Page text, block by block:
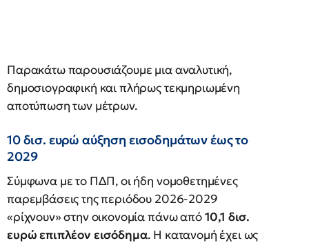
Παρακάτω παρουσιάζουμε μια αναλυτική,
δημοσιογραφική και πλήρως τεκμηριωμένη
αποτύπωση των μέτρων.
10 δισ. ευρώ αύξηση εισοδημάτων έως το
2029
Σύμφωνα με το ΠΔΠ, οι ήδη νομοθετημένες
παρεμβάσεις της περιόδου 2026-2029
«ρίχνουν» στην οικονομία πάνω από10,1 δισ.
ευρώ επιπλέον εισόδημα. Η κατανομή έχει ως